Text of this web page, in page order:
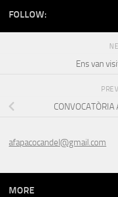
FOLLOW:
Ens van
afapacocandel@gmail.com
MORE